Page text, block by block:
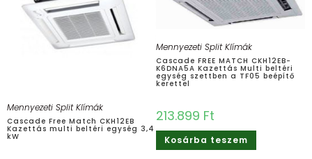
Mennyezeti Split Klímák
Cascade Free Match CKH12EB
Kazettás multi beltéri egység 3,4
kW
Mennyezeti Split Klímák
Cascade FREE MATCH CKH12EB-
K6DNA5A Kazettás Multi beltéri
egység szettben a TF05 beépítő
kerettel
213.899 Ft
Kosárba teszem